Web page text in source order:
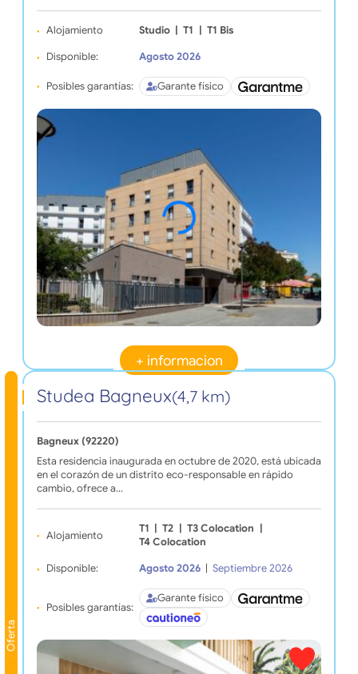
Alojamiento Studio T1 T1 Bis
Disponible: Agosto 2026
Posibles garantías: Garante físico
+ informacion
Oferta
Studea Bagneux(4,7 km)
Bagneux (92220)
Esta residencia inaugurada en octubre de 2020, está ubicada
en el corazón de un distrito eco-responsable en rápido
cambio, ofrece a…
Alojamiento
T1 T2 T3 Colocation
T4 Colocation
Disponible: Agosto 2026 Septiembre 2026
Posibles garantías:
Garante físico